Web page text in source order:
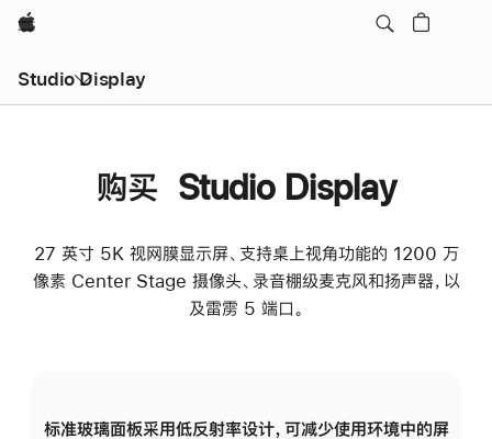
Apple
Studio Display
购买 Studio Display
27 英寸 5K 视网膜显示屏、支持桌上视角功能的 1200 万
像素 Center Stage 摄像头、录音棚级麦克风和扬声器，以
及雷雳 5 端口。
标准玻璃面板采用低反射率设计，可减少使用环境中的屏